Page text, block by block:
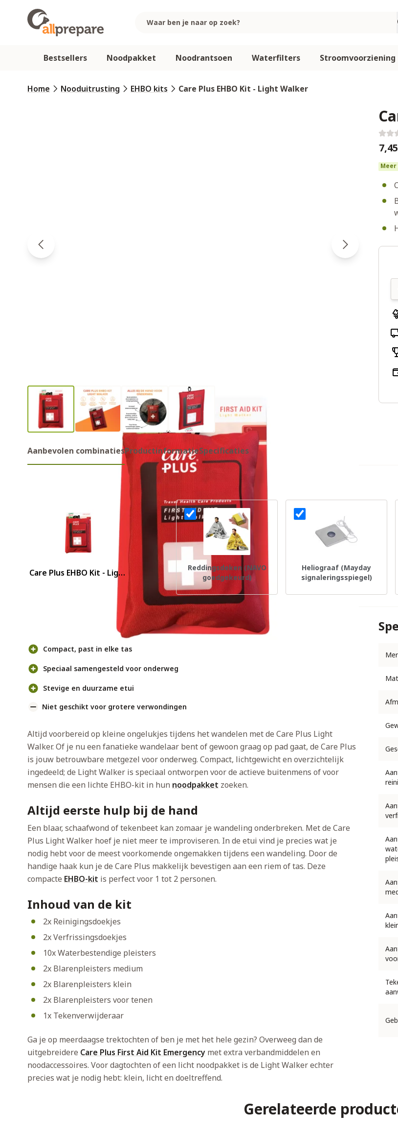
Bestsellers Noodpakket Noodrantsoen Waterfilters Stroomvoorziening
Home Nooduitrusting EHBO kits Care Plus EHBO Kit - Light Walker
€7,45
Meer
Aanbevolen combinatiesProductinformatieSpecificaties
Aanbevolen combinaties
Care Plus EHBO Kit - Light
Reddingsdeken (NAVO
goedgekeurd)
Heliograaf (Mayday
signaleringsspiegel)
Voor- en nadelen
Compact, past in elke tas
Speciaal samengesteld voor onderweg
Stevige en duurzame etui
Niet geschikt voor grotere verwondingen
Altijd voorbereid op kleine ongelukjes tijdens het wandelen met de Care Plus Light
Walker. Of je nu een fanatieke wandelaar bent of gewoon graag op pad gaat, de Care Plus
is jouw betrouwbare metgezel voor onderweg. Compact, lichtgewicht en overzichtelijk
ingedeeld; de Light Walker is speciaal ontworpen voor de actieve buitenmens of voor
mensen die een lichte EHBO-kit in hun noodpakket zoeken.
Altijd eerste hulp bij de hand
Een blaar, schaafwond of tekenbeet kan zomaar je wandeling onderbreken. Met de Care
Plus Light Walker hoef je niet meer te improviseren. In de etui vind je precies wat je
nodig hebt voor de meest voorkomende ongemakken tijdens een wandeling. Door de
handige haak kun je de Care Plus makkelijk bevestigen aan een riem of tas. Deze
compacte EHBO-kit is perfect voor 1 tot 2 personen.
Inhoud van de kit
2x Reinigingsdoekjes
2x Verfrissingsdoekjes
10x Waterbestendige pleisters
2x Blarenpleisters medium
2x Blarenpleisters klein
2x Blarenpleisters voor tenen
1x Tekenverwijderaar
Ga je op meerdaagse trektochten of ben je met het hele gezin? Overweeg dan de
uitgebreidere Care Plus First Aid Kit Emergency met extra verbandmiddelen en
noodaccessoires. Voor dagtochten of een licht noodpakket is de Light Walker echter
precies wat je nodig hebt: klein, licht en doeltreffend.
Gerelateerde